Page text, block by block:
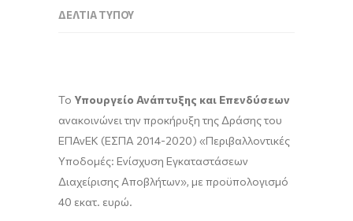
ΔΕΛΤΊΑ ΤΎΠΟΥ
Το Υπουργείο Ανάπτυξης και Επενδύσεων
ανακοινώνει την προκήρυξη της Δράσης του
ΕΠΑνΕΚ (ΕΣΠΑ 2014-2020) «Περιβαλλοντικές
Υποδομές: Ενίσχυση Εγκαταστάσεων
Διαχείρισης Αποβλήτων», με προϋπολογισμό
40 εκατ. ευρώ.